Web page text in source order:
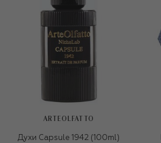
ARTEOLFATTO
Духи Capsule 1942 (100ml)